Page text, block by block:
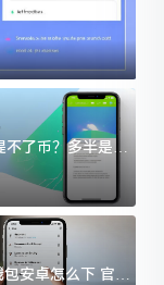
了币？多半是这
事没处理好
安卓怎么下 官方